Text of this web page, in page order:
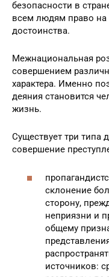
Объектом
становится
безопасности в
достоинства.
Межнациональная
совершением
характера. Именно
жизнь.
совершение
склонение
сторону,
неприязни и
общему